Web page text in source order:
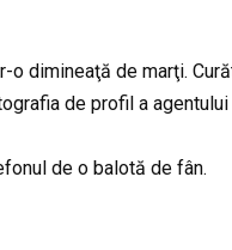
o dimineaţă de marţi.
de profil a
de o balotă de fân.